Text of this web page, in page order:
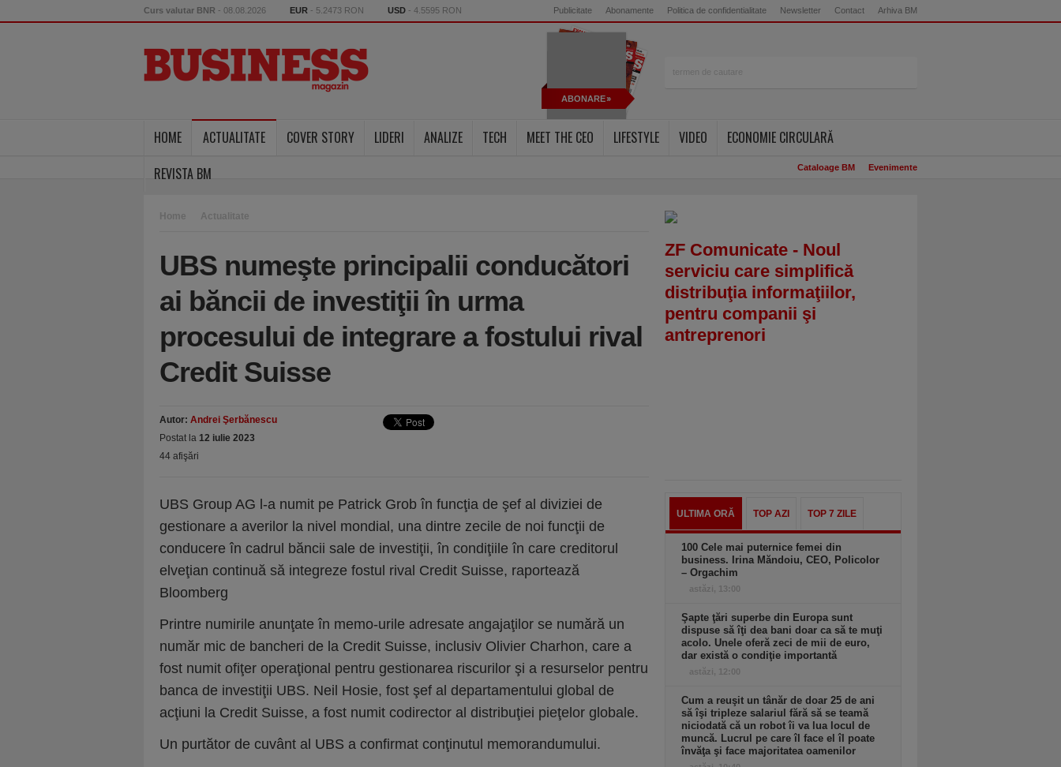
Curs valutar BNR - 08.08.2026 EUR - 5.2473 RON USD - 4.5595 RON Publicitate Abonamente Politica de confidentialitate Newsletter Contact Arhiva BM
ABONARE
HOME ACTUALITATE COVER STORY LIDERI ANALIZE TECH MEET THE CEO LIFESTYLE VIDEO
ECONOMIE CIRCULARĂ
REVISTA BM
Cataloage BM Evenimente
Home Actualitate
UBS numeşte principalii conducători
ai băncii de investiţii în urma
procesului de integrare a fostului rival
Credit Suisse
Autor: Andrei Şerbănescu
Postat la 12 iulie 2023
44 afişări
UBS Group AG l-a numit pe Patrick Grob în funcţia de şef al diviziei de
gestionare a averilor la nivel mondial, una dintre zecile de noi funcţii de
conducere în cadrul băncii sale de investiţii, în condiţiile în care creditorul
elveţian continuă să integreze fostul rival Credit Suisse, raportează
Bloomberg
Printre numirile anunţate în memo-urile adresate angajaţilor se numără un
număr mic de bancheri de la Credit Suisse, inclusiv Olivier Charhon, care a
fost numit ofiţer operaţional pentru gestionarea riscurilor şi a resurselor pentru
banca de investiţii UBS. Neil Hosie, fost şef al departamentului global de
acţiuni la Credit Suisse, a fost numit codirector al distribuţiei pieţelor globale.
Un purtător de cuvânt al UBS a confirmat conţinutul memorandumului.
ZF Comunicate - Noul
serviciu care simplifică
distribuţia informaţiilor,
pentru companii şi
antreprenori
ULTIMA ORĂ TOP AZI TOP 7 ZILE
100 Cele mai puternice femei din
business. Irina Măndoiu, CEO, Policolor
– Orgachim
astăzi, 13:00
Şapte ţări superbe din Europa sunt
dispuse să îţi dea bani doar ca să te muţi
acolo. Unele oferă zeci de mii de euro,
dar există o condiţie importantă
astăzi, 12:00
Cum a reuşit un tânăr de doar 25 de ani
să îşi tripleze salariul fără să se teamă
niciodată că un robot îi va lua locul de
muncă. Lucrul pe care îl face el îl poate
învăţa şi face majoritatea oamenilor